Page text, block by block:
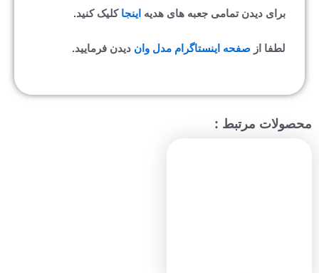
برای دیدن تمامی جعبه های هدیه اینجا کلیک کنید.
لطفا از صفحه اینستاگرام مدل وان دیدن فرمایید.
محصولات مرتبط :